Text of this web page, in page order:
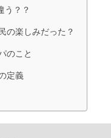
う？？
の楽しみだった？
のこと
定義